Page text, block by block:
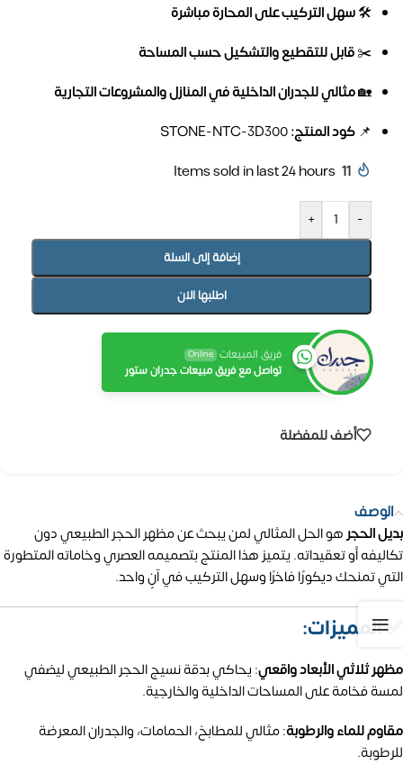
🛠️سهل التركيب على المحارة مباشرة
✂️قابل للتقطيع والتشكيل حسب المساحة
🏡مثالي للجدران الداخلية في المنازل والمشروعات التجارية
📌 كود المنتج:
11
Items sold in last 24 hours
-
+
إضافة إلى السلة
اطلبها الان
فريق المبيعات Online
تواصل مع فريق مبيعات جدران ستور
أضف للمفضلة
الوصف
بديل الحجرهو الحل المثالي لمن يبحث عن مظهر الحجر الطبيعي دون
تكاليفه أو تعقيداته.يتميز هذا المنتج بتصميمه العصري وخاماته المتطورة
التي تمنحك ديكورًا فاخرًا وسهل التركيب في آنٍ واحد.​
✅ المميزات:
مظهر ثلاثي الأبعاد واقعي: يحاكي بدقة نسيج الحجر الطبيعي ليضفي
لمسة فخامة على المساحات الداخلية والخارجية.
مقاوم للماء والرطوبة:مثالي للمطابخ، الحمامات، والجدران المعرضة
للرطوبة.